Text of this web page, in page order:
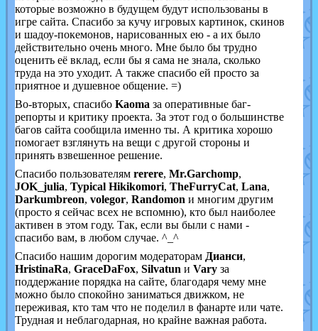
которые возможно в будущем будут использованы в
игре сайта. Спасибо за кучу игровых картинок, скинов
и шадоу-покемонов, нарисованных ею - а их было
действительно очень много. Мне было бы трудно
оценить её вклад, если бы я сама не знала, сколько
труда на это уходит. А также спасибо ей просто за
приятное и душевное общение. =)
Во-вторых, спасибо Kaoma за оперативные баг-
репорты и критику проекта. За этот год о большинстве
багов сайта сообщила именно ты. А критика хорошо
помогает взглянуть на вещи с другой стороны и
принять взвешенное решение.
Спасибо пользователям rerere, Mr.Garchomp,
JOK_julia, Typical Hikikomori, TheFurryCat, Lana,
Darkumbreon, volegor, Randomon и многим другим
(просто я сейчас всех не вспомню), кто был наиболее
активен в этом году. Так, если вы были с нами -
спасибо вам, в любом случае. ^_^
Спасибо нашим дорогим модераторам Дианси,
HristinaRa, GraceDaFox, Silvatun и Varyза
поддержание порядка на сайте, благодаря чему мне
можно было спокойно заниматься движком, не
переживая, кто там что не поделил в фанарте или чате.
Трудная и неблагодарная, но крайне важная работа.